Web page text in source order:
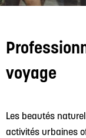
voyage
Les beautés
activités urbaines